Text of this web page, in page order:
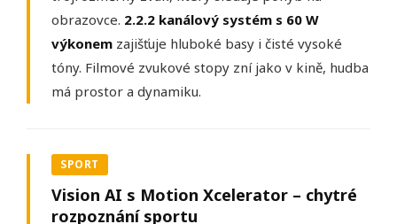
obrazovce. 2.2.2 kanálový systém s 60 W
výkonem zajišťuje hluboké basy i čisté vysoké
tóny. Filmové zvukové stopy zní jako v kině, hudba
má prostor a dynamiku.
SPORT
Vision AI s Motion Xcelerator – chytré
rozpoznání sportu